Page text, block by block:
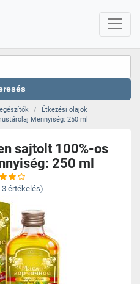
Étkezési olajok
Mennyiség: 250 ml
sajtolt 100%-os
250 ml
3 értékelés)